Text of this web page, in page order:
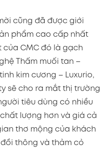
cũng đã được giới
phẩm cao cấp nhất
CMC đó là gạch
Thấm muối tan –
kim cương – Luxurio,
sẽ cho ra mắt thị trường
tiêu dùng có nhiều
lượng hơn và giá cả
thơ mộng của khách
đồi thông và thảm cỏ